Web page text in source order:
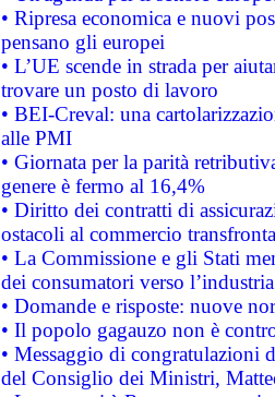
• Ripresa economica e nuovi
pensano gli europei
• L’UE scende in strada per
trovare un posto di lavoro
• BEI-Creval: una
alle PMI
• Giornata per la parità
genere è fermo al 16,4%
• Diritto dei contratti di
ostacoli al commercio
• La Commissione e gli Stati
dei consumatori verso
• Domande e risposte: nuove
• Il popolo gagauzo non è
• Messaggio di congratulazioni
del Consiglio dei Ministri,